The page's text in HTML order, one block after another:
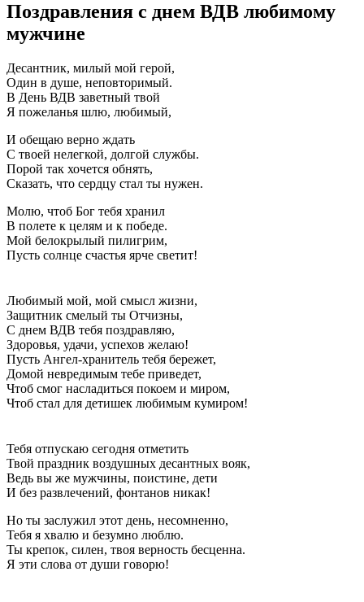
Поздравления с днем ВДВ любимому
мужчине
Десантник, милый мой герой,
Один в душе, неповторимый.
В День ВДВ заветный твой
Я пожеланья шлю, любимый,
И обещаю верно ждать
С твоей нелегкой, долгой службы.
Порой так хочется обнять,
Сказать, что сердцу стал ты нужен.
Молю, чтоб Бог тебя хранил
В полете к целям и к победе.
Мой белокрылый пилигрим,
Пусть солнце счастья ярче светит!
Любимый мой, мой смысл жизни,
Защитник смелый ты Отчизны,
С днем ВДВ тебя поздравляю,
Здоровья, удачи, успехов желаю!
Пусть Ангел-хранитель тебя бережет,
Домой невредимым тебе приведет,
Чтоб смог насладиться покоем и миром,
Чтоб стал для детишек любимым кумиром!
Тебя отпускаю сегодня отметить
Твой праздник воздушных десантных вояк,
Ведь вы же мужчины, поистине, дети
И без развлечений, фонтанов никак!
Но ты заслужил этот день, несомненно,
Тебя я хвалю и безумно люблю.
Ты крепок, силен, твоя верность бесценна.
Я эти слова от души говорю!